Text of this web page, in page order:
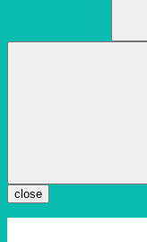
close